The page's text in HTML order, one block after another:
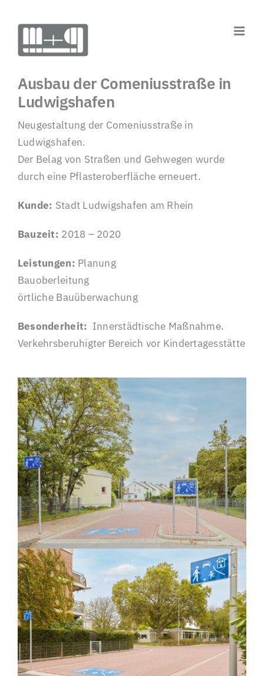
Inhalt
springen
Ausbau der Comeniusstraße in
Ludwigshafen
Neugestaltung der Comeniusstraße in
Ludwigshafen.
Der Belag von Straßen und Gehwegen wurde
durch eine Pflasteroberfläche erneuert.
Kunde: Stadt Ludwigshafen am Rhein
Bauzeit: 2018 – 2020
Leistungen: Planung
Bauoberleitung
örtliche Bauüberwachung
Besonderheit: Innerstädtische Maßnahme.
Verkehrsberuhigter Bereich vor Kindertagesstätte